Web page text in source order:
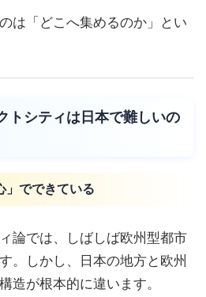
は「どこへ集めるのか」とい
トシティは日本で難しいの
」でできている
論では、しばしば欧州型都市
。しかし、日本の地方と欧州
造が根本的に違います。